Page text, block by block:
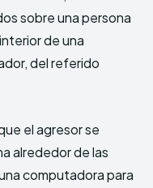
sobre una persona
de una
del referido
el agresor se
alrededor de las
computadora para